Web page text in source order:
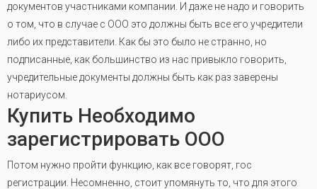
документов участниками компании. И даже не надо и говорить
о том, что в случае с ООО это должны быть все его учредители
либо их представители. Как бы это было не странно, но
подписанные, как большинство из нас привыкло говорить,
учредительные документы должны быть как раз заверены
нотариусом.
Купить Необходимо
зарегистрировать ООО
Потом нужно пройти функцию, как все говорят, гос
регистрации. Несомненно, стоит упомянуть то, что для этого